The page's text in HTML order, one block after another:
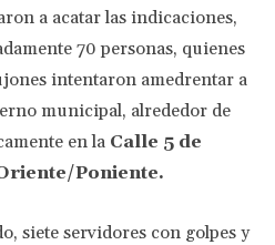
a acatar las indicaciones,
70 personas, quienes
intentaron amedrentar a
municipal, alrededor de
en la Calle 5 de
Poniente.
siete servidores con golpes y